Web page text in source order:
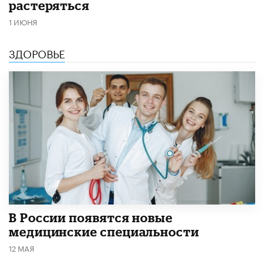
растеряться
1 ИЮНЯ
ЗДОРОВЬЕ
В России появятся новые
медицинские специальности
12 МАЯ